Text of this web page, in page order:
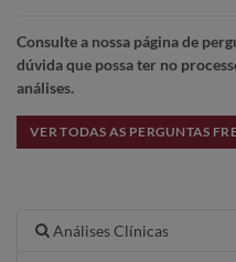
Consulte a nossa página de
dúvida que possa ter no
análises.
VER TODAS AS PERGUNTAS
Análises Clínicas